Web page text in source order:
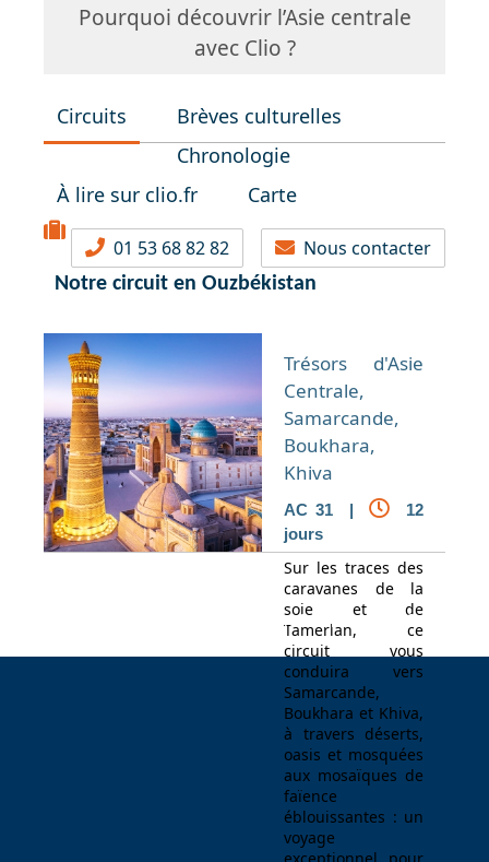
Pourquoi découvrir l’Asie centrale
avec Clio ?
Circuits
Brèves culturelles
Chronologie
À lire sur clio.fr
Carte
01 53 68 82 82 Nous contacter
Notre circuit en Ouzbékistan
Trésors d'Asie
Centrale,
Samarcande,
Boukhara,
Khiva
AC 31 |
12
jours
Sur les traces des
caravanes de la
soie et de
Tamerlan, ce
circuit vous
conduira vers
Samarcande,
Boukhara et Khiva,
à travers déserts,
oasis et mosquées
aux mosaïques de
faïence
éblouissantes : un
voyage
Espace professionnel Contact